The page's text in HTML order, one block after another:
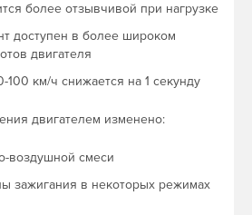
более отзывчивой при нагрузке
доступен в более широком
двигателя
100 км/ч снижается на 1 секунду
двигателем изменено:
воздушной смеси
зажигания в некоторых режимах